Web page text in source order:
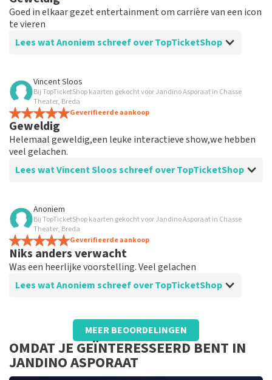
Goed in elkaar gezet entertainment om carrière van een icon
te vieren
Lees wat Anoniem schreef over TopTicketShop
Beoordeling van Anoniem over
Netjes
review van TopTicketShop (minimaal 10
woorden)*reviewer van justitie heeft het volgende
Vincent Sloos
Bij TopTicketShop kaarten gekocht voor Jandino Asporaat in Chasse
Theater, Breda
Geverifieerde aankoop
Geweldig
Helemaal geweldig,een leuke interactieve show,we hebben
veel gelachen.
Lees wat Vincent Sloos schreef over TopTicketShop
Beoordeling van Vincent Sloos over
Top geregeld
Alles goed geregeld,tickets netjes op tijd gemaild
Anoniem
Bij TopTicketShop kaarten gekocht voor Jandino Asporaat in Chasse
Theater, Breda
Geverifieerde aankoop
Niks anders verwacht
Was een heerlijke voorstelling. Veel gelachen
Lees wat Anoniem schreef over TopTicketShop
Beoordeling van Anoniem overTopTicketShop
Tom
MEER BEOORDELINGEN
OMDAT JE GEÏNTERESSEERD BENT IN
JANDINO ASPORAAT